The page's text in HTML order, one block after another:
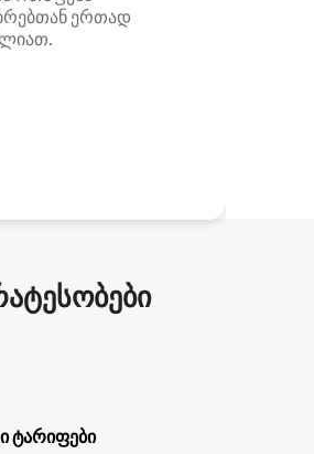
ერთად
ტარიფები